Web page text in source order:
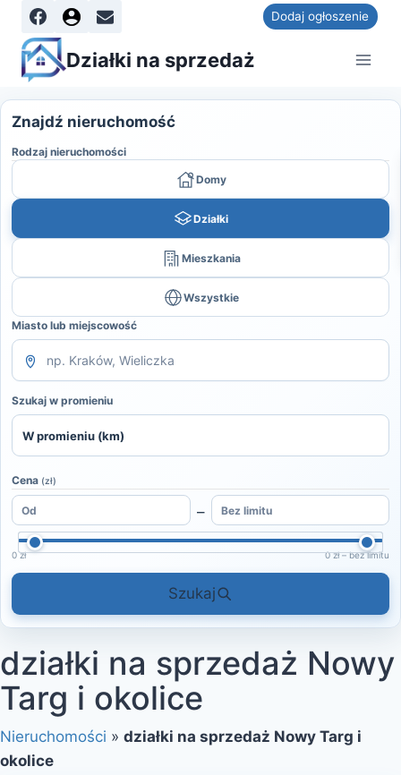
Dodaj ogłoszenie
Działki na sprzedaż
Znajdź nieruchomość
Rodzaj nieruchomości
Domy
Działki
Mieszkania
Wszystkie
Miasto lub miejscowość
Szukaj w promieniu
Cena (zł)
–
0 zł 0 zł – bez limitu
Szukaj
działki na sprzedaż Nowy
Targ i okolice
Nieruchomości » działki na sprzedaż Nowy Targ i
okolice